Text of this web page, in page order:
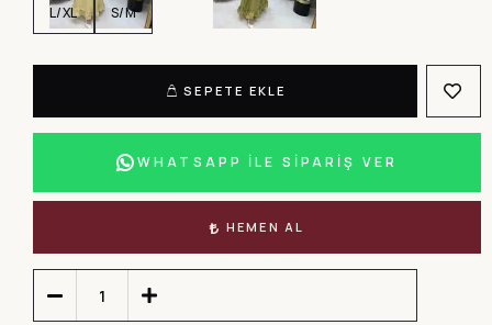
L/XL S/M
SEPETE EKLE
HEMEN AL
WHATSAPP İLE SİPARİŞ VER